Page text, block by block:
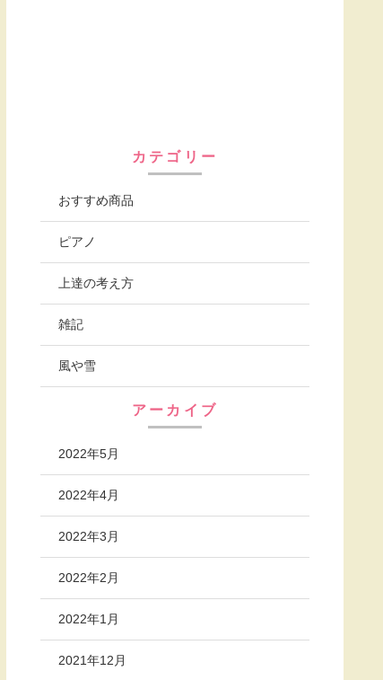
カテゴリー
おすすめ商品
ピアノ
上達の考え方
雑記
風や雪
アーカイブ
2022年5月
2022年4月
2022年3月
2022年2月
2022年1月
2021年12月